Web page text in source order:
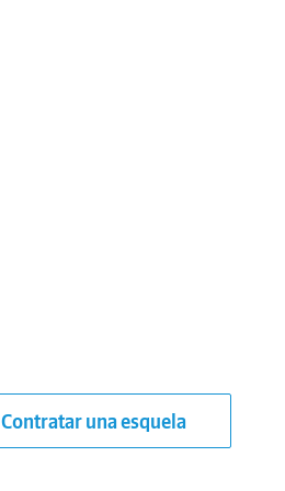
Contratar una esquela